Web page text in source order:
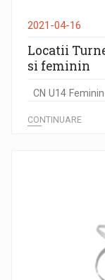
2021-04-16
Locatii
si feminin
CN U14
CONTINUARE